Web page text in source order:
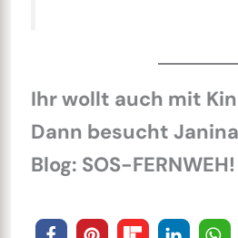
Ihr wollt auch mit
Dann besucht
Blog: SOS-FERNWEH!